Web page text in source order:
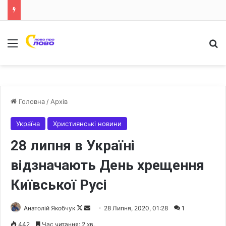
Меню
Головна / Архів
Україна Християнські новини
28 липня в Україні
відзначають День хрещення
Київської Русі
Анатолій Якобчук
F
o
28 Липня, 2020, 01:28 1
442 Час читання: 2 хв.